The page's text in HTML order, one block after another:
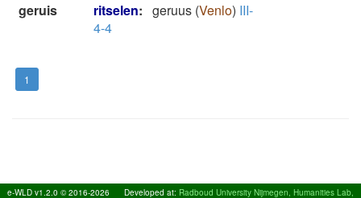
geruis
ritselen: geruus (Venlo) III-
4-4
1
e-WLD v1.2.0 © 2016-2026 Developed at: Radboud University Nijmegen, Humanities Lab,